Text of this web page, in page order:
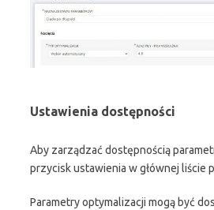
Ustawienia dostępności
Aby zarządzać dostępnością
przycisk ustawienia w głównej liście
Parametry optymalizacji mogą być